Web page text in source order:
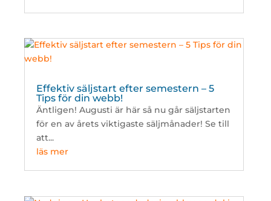
Effektiv säljstart efter semestern – 5
Tips för din webb!
Äntligen! Augusti är här så nu går säljstarten
för en av årets viktigaste säljmånader! Se till
att...
läs mer